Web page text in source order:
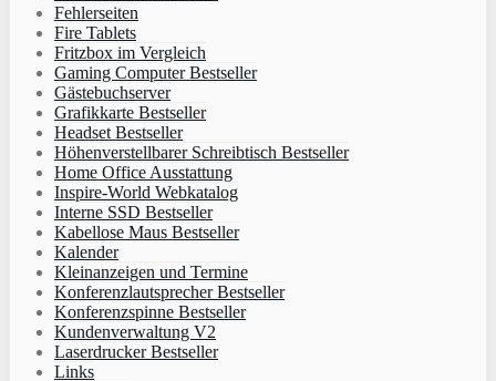
Fehlerseiten
Fire Tablets
Fritzbox im Vergleich
Gaming Computer Bestseller
Gästebuchserver
Grafikkarte Bestseller
Headset Bestseller
Höhenverstellbarer Schreibtisch Bestseller
Home Office Ausstattung
Inspire-World Webkatalog
Interne SSD Bestseller
Kabellose Maus Bestseller
Kalender
Kleinanzeigen und Termine
Konferenzlautsprecher Bestseller
Konferenzspinne Bestseller
Kundenverwaltung V2
Laserdrucker Bestseller
Links